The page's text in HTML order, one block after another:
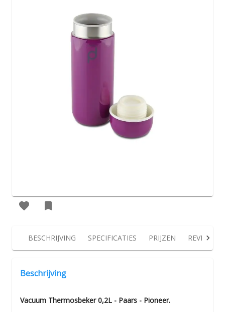
BESCHRIJVING SPECIFICATIES PRIJZEN REVIEWS
Beschrijving
Vacuum Thermosbeker 0,2L - Paars - Pioneer.